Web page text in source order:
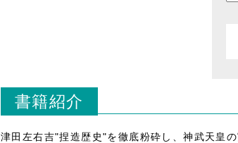
書籍紹介
津田左右吉"捏造歴史"を徹底粉砕し、神武天皇